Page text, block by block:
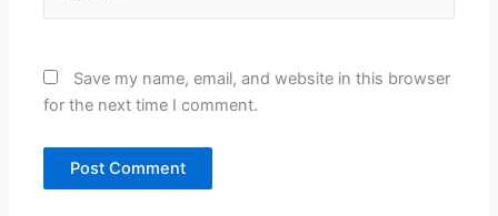
Save my name, email, and website in this browser
for the next time I comment.